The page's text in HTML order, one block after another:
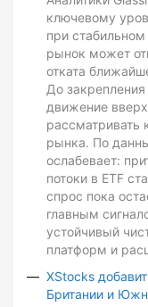
ключевому
при
рынок может
отката
До
движение
рассматривать
рынка. По
ослабевает:
потоки в ETF
спрос пока
главным
устойчивый
платформ и
XStocks
Британии и